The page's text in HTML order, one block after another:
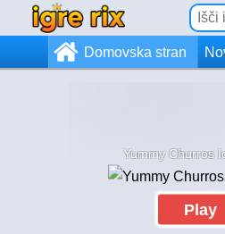
Domovska stran
Yummy Churros
Play